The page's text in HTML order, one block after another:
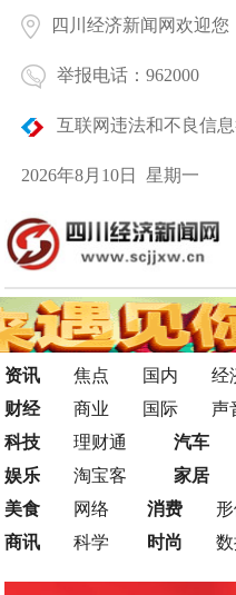
四川经济新闻网欢迎您
举报电话：962000
互联网违法和不良信
2026年8月10日 星期一
资讯 焦点 国内 经
财经
商业 国际 声
科技
理财通
娱乐
淘宝客
汽车
家居
美食
网络
商讯
科学
消费
时尚